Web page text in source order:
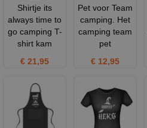
Shirtje its
always time to
go camping T-
shirt kam
€ 21,95
Pet voor Team
camping. Het
camping team
pet
€ 12,95